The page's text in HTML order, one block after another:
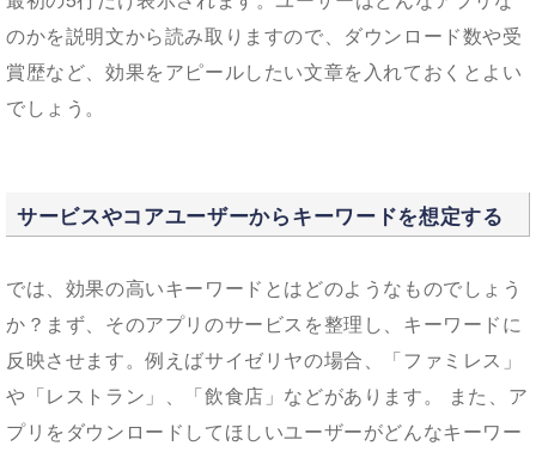
のかを説明文から読み取りますので、ダウンロード数や受
賞歴など、効果をアピールしたい文章を入れておくとよい
でしょう。
サービスやコアユーザーからキーワードを想定する
では、効果の高いキーワードとはどのようなものでしょう
か？まず、そのアプリのサービスを整理し、キーワードに
反映させます。例えばサイゼリヤの場合、「ファミレス」
や「レストラン」、「飲食店」などがあります。 また、ア
プリをダウンロードしてほしいユーザーがどんなキーワー